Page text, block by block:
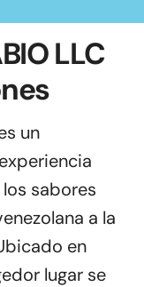
LLC
un
sabores
a la
en
lugar se